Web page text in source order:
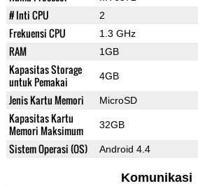
# Inti CPU 2
Frekuensi CPU 1.3 GHz
RAM 1GB
Kapasitas Storage
untuk Pemakai
4GB
Jenis Kartu Memori MicroSD
Kapasitas Kartu
Memori Maksimum
32GB
Sistem Operasi (OS) Android 4.4
Komunikasi